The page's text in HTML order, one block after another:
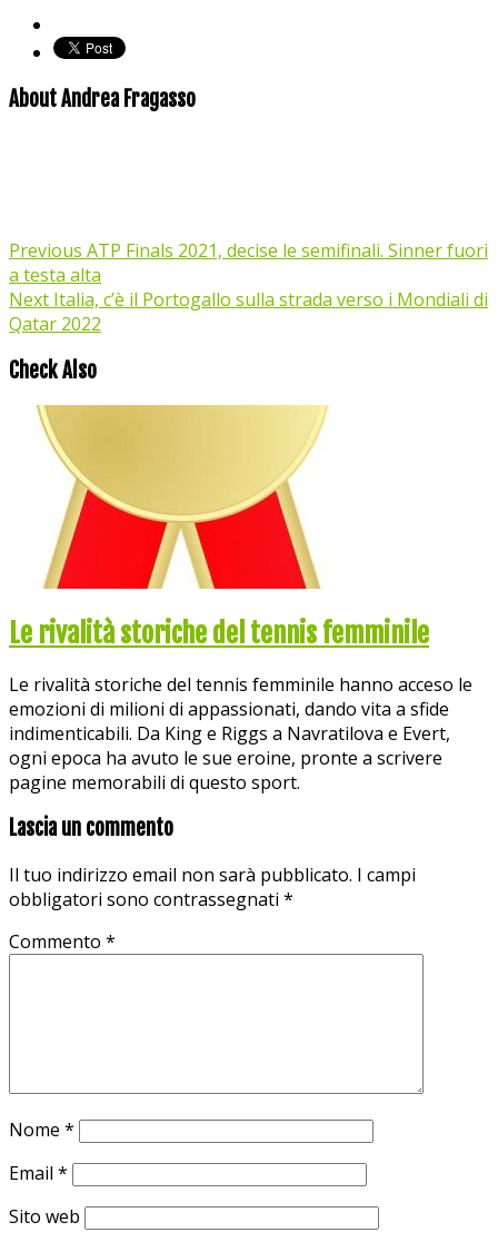
About Andrea Fragasso
Previous ATP Finals 2021, decise le semifinali. Sinner fuori
a testa alta
Next Italia, c’è il Portogallo sulla strada verso i Mondiali di
Qatar 2022
Check Also
Le rivalità storiche del tennis femminile
Le rivalità storiche del tennis femminile hanno acceso le
emozioni di milioni di appassionati, dando vita a sfide
indimenticabili. Da King e Riggs a Navratilova e Evert,
ogni epoca ha avuto le sue eroine, pronte a scrivere
pagine memorabili di questo sport.
Lascia un commento
Il tuo indirizzo email non sarà pubblicato. I campi
obbligatori sono contrassegnati *
Commento *
Nome *
Email *
Sito web